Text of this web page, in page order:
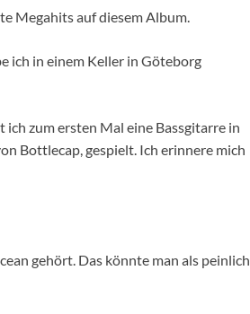
Megahits auf diesem Album.
ich in einem Keller in Göteborg
ich zum ersten Mal eine Bassgitarre in
Bottlecap, gespielt. Ich erinnere mich
gehört. Das könnte man als peinlich